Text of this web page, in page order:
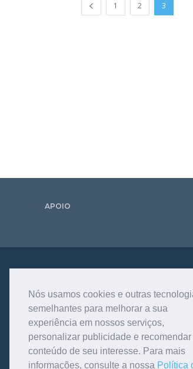
Nós usamos cookies e outras
semelhantes para melhorar a sua
experiência em nossos serviços,
personalizar publicidade e recomendar
conteúdo de seu interesse. Para mais
informações, consulte a nossa Política
1 2 3
APOIO